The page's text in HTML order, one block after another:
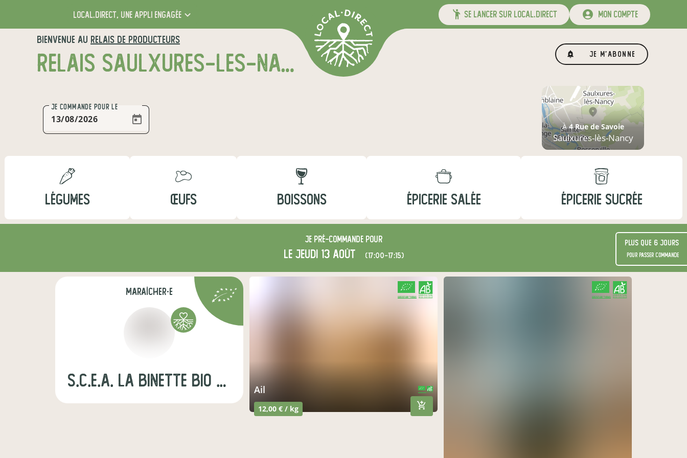
local.direct, une appli engagée se lancer sur local.direct mon compte
BIENVENUE AU RELAIS DE PRODUCTEURS
RELAIS SAULXURES-LES-NANCY CORD'EST Je m'abonne
JE COMMANDE POUR LE
À4 Rue de Savoie
Saulxures-lès-Nancy
LÉGUMES ŒUFS BOISSONS ÉPICERIE SALÉE ÉPICERIE SUCRÉE
Je pré-commandepour
le jeudi 13 août (17:00-17:15)
Plus que 6 jours
pour passer commande
maraîcher·e
s.c.e.a. la binette bio maraichage Ail
12,00 € / kg
CERTIFIÉ PAR FR-BIO-01
AGRICULTURE FRANCE CERTIFIÉ PAR FR-BIO-01
AGRICULTURE FRANCE